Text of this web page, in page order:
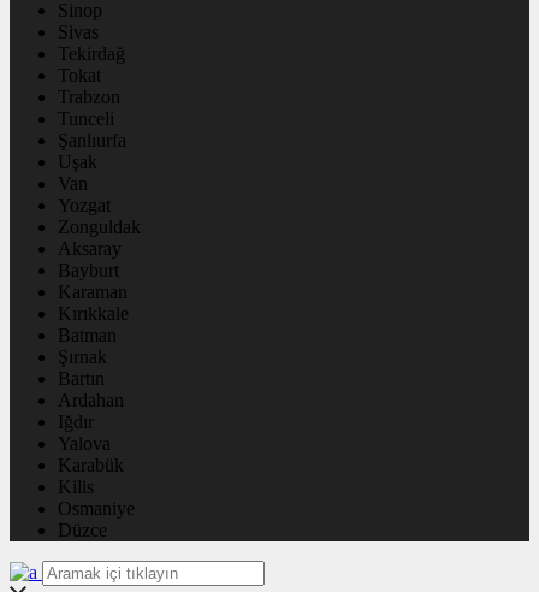
Sinop
Sivas
Tekirdağ
Tokat
Trabzon
Tunceli
Şanlıurfa
Uşak
Van
Yozgat
Zonguldak
Aksaray
Bayburt
Karaman
Kırıkkale
Batman
Şırnak
Bartın
Ardahan
Iğdır
Yalova
Karabük
Kilis
Osmaniye
Düzce